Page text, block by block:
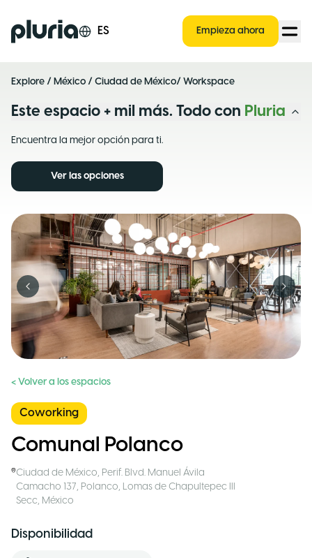
Logo Pluria ES Empieza ahora
Explore / México / Ciudad de México/ Workspace
Este espacio + mil más. Todo con Pluria
Encuentra la mejor opción para ti.
Ver las opciones
Previous slide Next
< Volver a los espacios
Coworking
Comunal Polanco
Ciudad de México, Perif. Blvd. Manuel Ávila
Camacho 137, Polanco, Lomas de Chapultepec III
Secc, México
Disponibilidad